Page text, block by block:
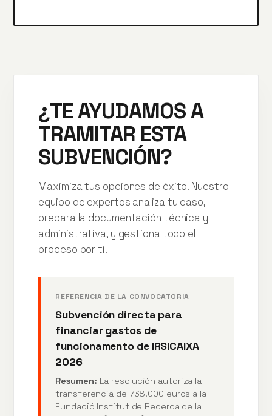
¿TE AYUDAMOS A
TRAMITAR ESTA
SUBVENCIÓN?
Maximiza tus opciones de éxito. Nuestro
equipo de expertos analiza tu caso,
prepara la documentación técnica y
administrativa, y gestiona todo el
proceso por ti.
REFERENCIA DE LA CONVOCATORIA
Subvención directa para
financiar gastos de
funcionamento de IRSICAIXA
2026
Resumen: La resolución autoriza la
transferencia de 738.000 euros a la
Fundació Institut de Recerca de la